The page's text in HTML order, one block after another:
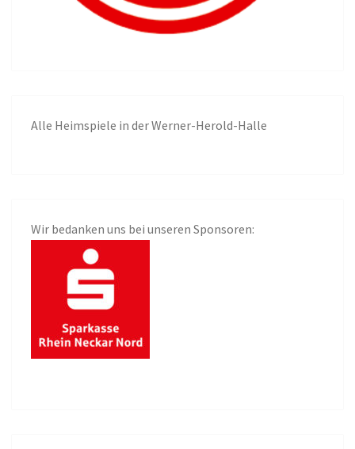
Alle Heimspiele in der Werner-Herold-Halle
Wir bedanken uns bei unseren Sponsoren: